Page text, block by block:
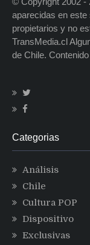
aparecidas en
propietarios y no
TransMedia.cl
de Chile.
Categorias
Análisis
Chile
Cultura POP
Dispositivo
Exclusivas